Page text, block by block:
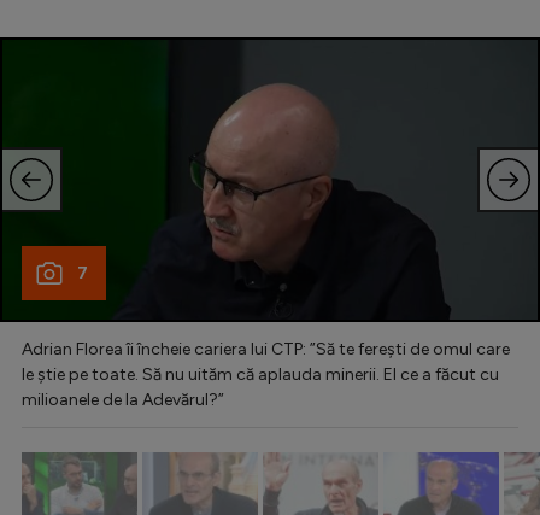
7
Adrian Florea îi încheie cariera lui CTP: ”Să te ferești de omul care
le știe pe toate. Să nu uităm că aplauda minerii. El ce a făcut cu
milioanele de la Adevărul?”